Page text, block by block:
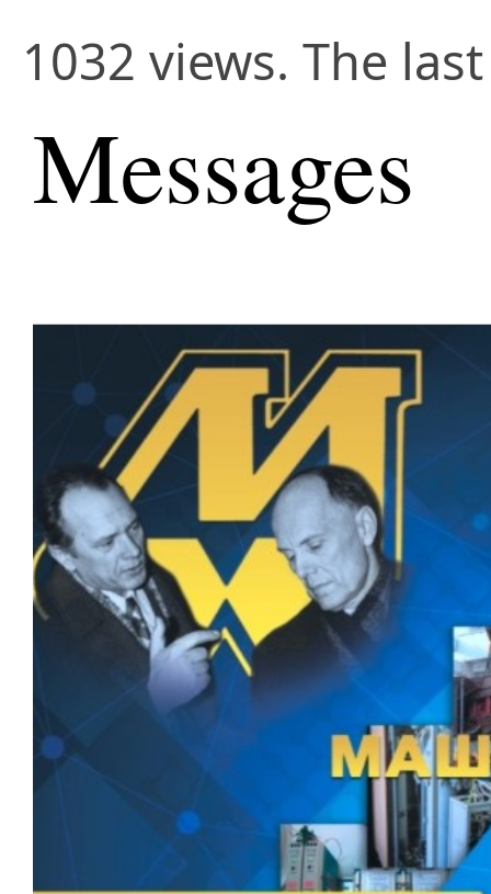
1032 views. The
Messages